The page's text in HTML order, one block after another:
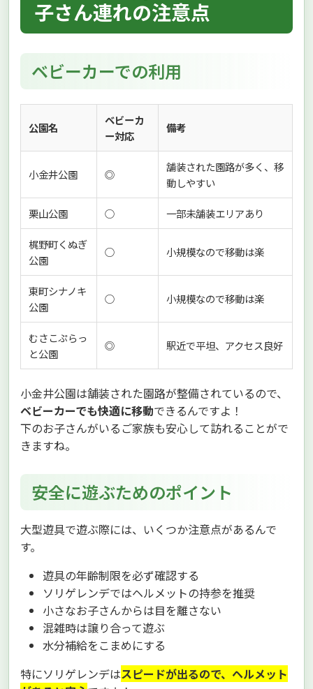
子さん連れの注意点
ベビーカーでの利用
公園名
ベビーカ
ー対応
備考
小金井公園 ◎
舗装された園路が多く、移
動しやすい
栗山公園 ○ 一部未舗装エリアあり
梶野町くぬぎ
公園
○ 小規模なので移動は楽
東町シナノキ
公園
○ 小規模なので移動は楽
むさこぷらっ
と公園
◎ 駅近で平坦、アクセス良好
小金井公園は舗装された園路が整備されているので、
ベビーカーでも快適に移動できるんですよ！
下のお子さんがいるご家族も安心して訪れることがで
きますね。
安全に遊ぶためのポイント
大型遊具で遊ぶ際には、いくつか注意点があるんで
す。
遊具の年齢制限を必ず確認する
ソリゲレンデではヘルメットの持参を推奨
小さなお子さんからは目を離さない
混雑時は譲り合って遊ぶ
水分補給をこまめにする
特にソリゲレンデはスピードが出るので、ヘルメット